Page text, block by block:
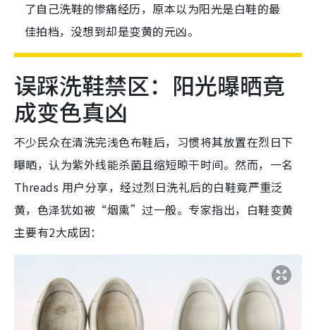
了自己洗鞋的惨痛经历，原本以为阳光是白鞋的最
佳拍档，没想到却是变黄的元凶。
误踩洗鞋禁区：阳光曝晒竟
成变色真凶
不少民众在清洗完浅色布鞋后，习惯将其放置在烈日下
曝晒，认为紫外线能杀菌且缩短晾干时间。然而，一名
Threads 用户分享，经过烈日洗礼后的白鞋竟严重泛
黄，色泽犹如被“烟熏”过一般。专家指出，白鞋变黄
主要有2大成因：